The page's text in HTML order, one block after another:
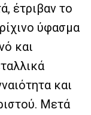
έτριβαν το
ύφασμα
και
και
Μετά